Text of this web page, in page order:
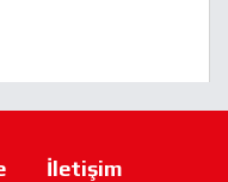
İletişim